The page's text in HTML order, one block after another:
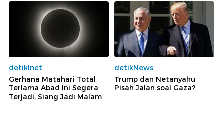
detikInet
Gerhana Matahari Total
Terlama Abad Ini Segera
Terjadi, Siang Jadi Malam
detikNews
Trump dan Netanyahu
Pisah Jalan soal Gaza?